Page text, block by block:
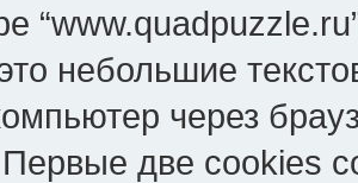
небольшие
через
две cookies